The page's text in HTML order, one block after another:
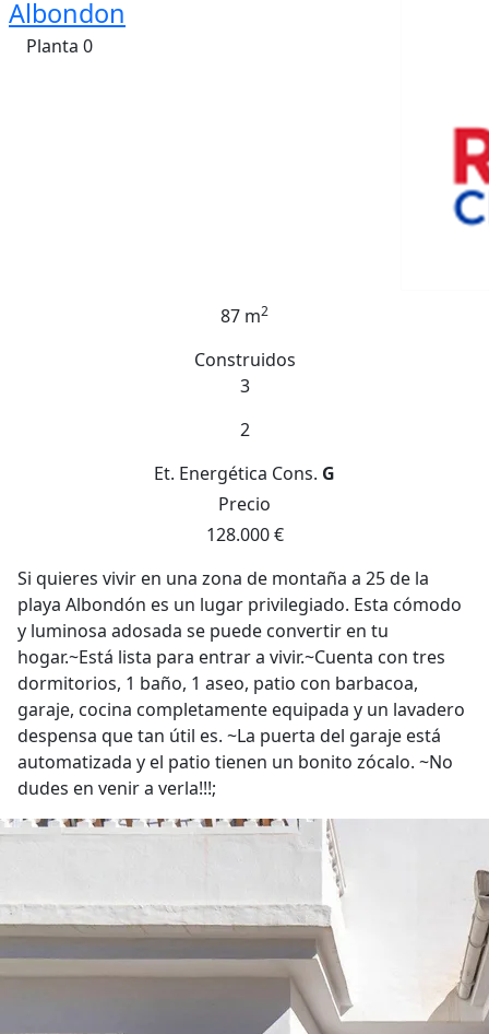
Albondon
Planta 0
87 m2
Construidos
3
2
Et. Energética Cons. G
Precio
128.000 €
Si quieres vivir en una zona de montaña a 25 de la
playa Albondón es un lugar privilegiado. Esta cómodo
y luminosa adosada se puede convertir en tu
hogar.~Está lista para entrar a vivir.~Cuenta con tres
dormitorios, 1 baño, 1 aseo, patio con barbacoa,
garaje, cocina completamente equipada y un lavadero
despensa que tan útil es. ~La puerta del garaje está
automatizada y el patio tienen un bonito zócalo. ~No
dudes en venir a verla!!!;